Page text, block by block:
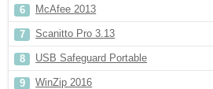
McAfee 2013
Scanitto Pro 3.13
USB Safeguard Portable
WinZip 2016